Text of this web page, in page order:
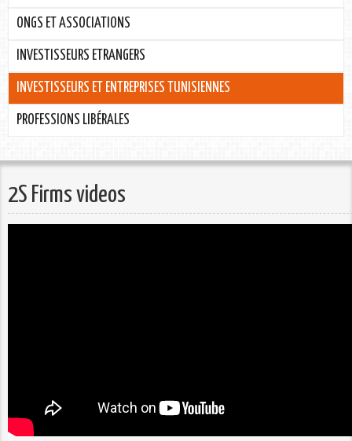
ONGS ET ASSOCIATIONS
INVESTISSEURS ETRANGERS
INVESTISSEURS ET ENTREPRISES TUNISIENNES
PROFESSIONS LIBÉRALES
2S Firms videos